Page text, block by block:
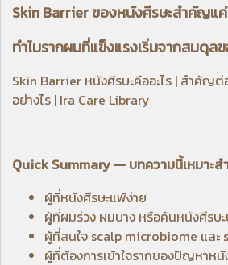
Skin Barrier ของหนังศีรษะสำคัญแ
ทำไมรากผมที่แข็งแรงเริ่มจากสมดุล
Skin Barrier หนังศีรษะคืออะไร | สำคัญต่
อย่างไร | Ira Care Library
Quick Summary — บทความนี้เหมาะส
ผู้ที่หนังศีรษะแพ้ง่าย
ผู้ที่ผมร่วง ผมบาง หรือคันหนังศีรษ
ผู้ที่สนใจ scalp microbiome และ
ผู้ที่ต้องการเข้าใจรากของปัญหาหนั